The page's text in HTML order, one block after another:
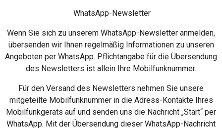
WhatsApp-Newsletter
Wenn Sie sich zu unserem WhatsApp-Newsletter anmelden,
übersenden wir Ihnen regelmäßig Informationen zu unseren
Angeboten per WhatsApp. Pflichtangabe für die Übersendung
des Newsletters ist allein Ihre Mobilfunknummer.
Für den Versand des Newsletters nehmen Sie unsere
mitgeteilte Mobilfunknummer in die Adress-Kontakte Ihres
Mobilfunkgeräts auf und senden uns die Nachricht „Start“ per
WhatsApp. Mit der Übersendung dieser WhatsApp-Nachricht